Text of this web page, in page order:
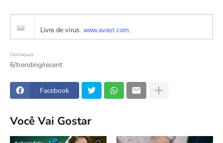
Livre de vírus. www.avast.com.
Destaques
6/trending/recent
Facebook
Você Vai Gostar